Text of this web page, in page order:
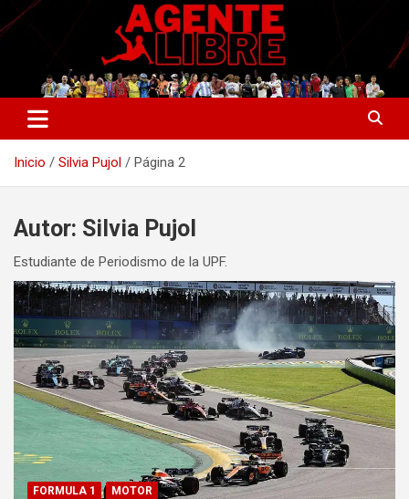
Saltar
al
Agente Libre Digital
La nueva generación del periodismo deportivo.
Inicio Silvia Pujol Página 2
Autor: Silvia Pujol
Estudiante de Periodismo de la UPF.
FORMULA 1 MOTOR